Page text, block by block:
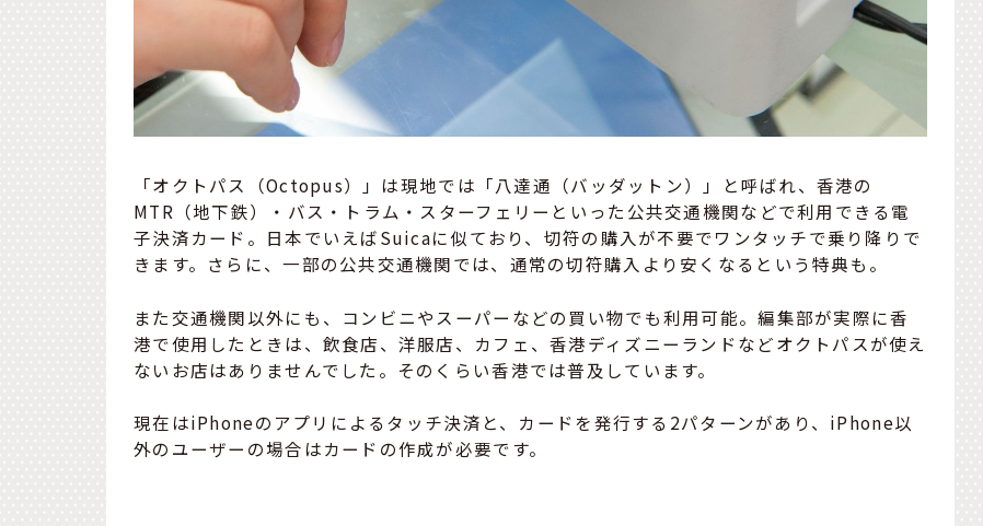
「オクトパス（Octopus）」は現地では「八達通（バッダットン）」と呼ばれ、香港の
MTR（地下鉄）・バス・トラム・スターフェリーといった公共交通機関などで利用できる電
子決済カード。日本でいえばSuicaに似ており、切符の購入が不要でワンタッチで乗り降りで
きます。さらに、一部の公共交通機関では、通常の切符購入より安くなるという特典も。
また交通機関以外にも、コンビニやスーパーなどの買い物でも利用可能。編集部が実際に香
港で使用したときは、飲食店、洋服店、カフェ、香港ディズニーランドなどオクトパスが使え
ないお店はありませんでした。そのくらい香港では普及しています。
現在はiPhoneのアプリによるタッチ決済と、カードを発行する2パターンがあり、iPhone以
外のユーザーの場合はカードの作成が必要です。